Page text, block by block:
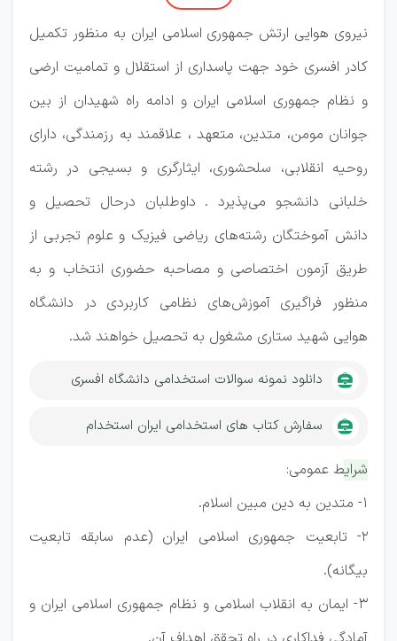
نیروی هوایی ارتش جمهوری اسلامی ایران به منظور تکمیل
کادر افسری خود جهت پاسداری از استقلال و تمامیت ارضی
و نظام جمهوری اسلامی ایران و ادامه راه شهیدان از بین
جوانان مومن، متدین، متعهد ، علاقمند به رزمندگی، دارای
روحیه انقلابی، سلحشوری، ایثارگری و بسیجی در رشته
خلبانی دانشجو می‌پذیرد . داوطلبان درحال تحصیل و
دانش آموختگان رشته‌های ریاضی فیزیک و علوم تجربی از
طریق آزمون اختصاصی و مصاحبه حضوری انتخاب و به
منظور فراگیری آموزش‌های نظامی کاربردی در دانشگاه
هوایی شهید ستاری مشغول به تحصیل خواهند شد.
دانلود نمونه سوالات استخدامی دانشگاه افسری
سفارش کتاب های استخدامی ایران استخدام
شرایط عمومی:
1- متدین به دین مبین اسلام.
2- تابعیت جمهوری اسلامی ایران (عدم سابقه تابعیت
بیگانه).
3- ایمان به انقلاب اسلامی و نظام جمهوری اسلامی ایران و